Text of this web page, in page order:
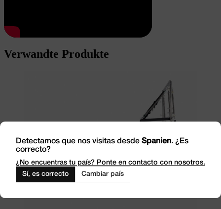
Verwandte Produkte
Detectamos que nos visitas desde Spanien. ¿Es
correcto?
¿No encuentras tu país? Ponte en contacto con nosotros.
Sí, es correcto
Cambiar país